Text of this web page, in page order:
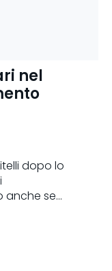
nel
dopo lo
anche se
di tempo, e
future.